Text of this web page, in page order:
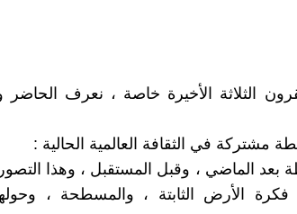
الثلاثة الأخيرة خاصة ، نعرف الحاضر
مشتركة في الثقافة العالمية الحالية :
بعد الماضي ، وقبل المستقبل ، وهذا
الأرض الثابتة ، والمسطحة ،